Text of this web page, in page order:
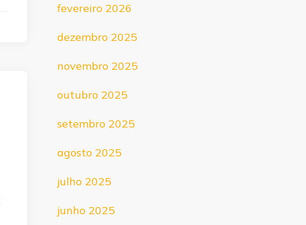
fevereiro 2026
dezembro 2025
novembro 2025
outubro 2025
setembro 2025
agosto 2025
julho 2025
junho 2025